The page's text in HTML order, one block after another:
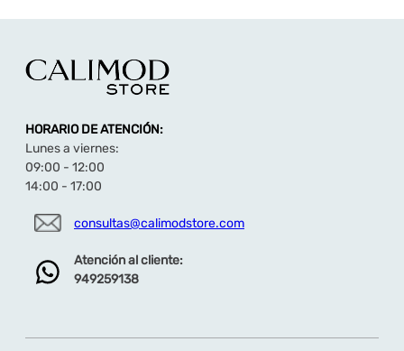
HORARIO DE ATENCIÓN:
Lunes a viernes:
09:00 - 12:00
14:00 - 17:00
consultas@calimodstore.com
Atención al cliente:
949259138